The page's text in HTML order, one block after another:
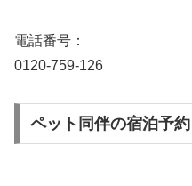
電話番号：
0120-759-126
ペット同伴の宿泊予約